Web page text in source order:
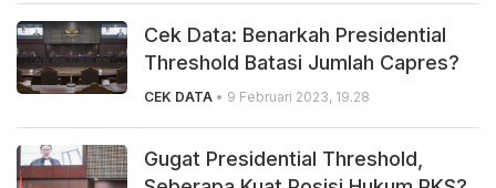
Cek Data: Benarkah Presidential
Threshold Batasi Jumlah Capres?
CEK DATA • 9 Februari 2023, 19.28
Gugat Presidential Threshold,